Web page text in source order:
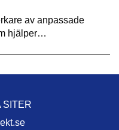
av anpassade
hjälper…
SITER